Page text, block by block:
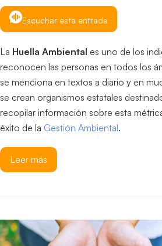
Escuchar esta entrada
La Huella Ambiental es uno de los
reconocen las personas en todos los
se menciona en textos a diario y en
se crean organismos estatales
recopilar información sobre esta
éxito de la Gestión Ambiental.
Leer más